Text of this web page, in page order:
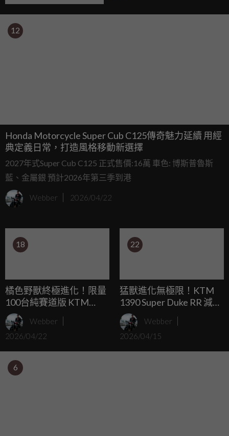
12
Honda Motorcycle Super Cub C125傳奇魅力延續 用經
典定義日常，打造風格移動新選擇
2027年式Super Cub C125 正式售價:16萬 車色: 博斯普魯斯
藍、金屬銀 預計2026年第三季到港
Webber 2026/04/22
18
橘色野獸終極進化！限量
100台純賽道版 KTM
1390 Super Duke RR
Track 霸氣登場，近200匹
馬力挑戰極限！
Webber
2026/04/22
22
猛獸進化無極限！KTM
1390 Super Duke RR 減重
11公斤暴力登場！
Webber
2026/04/15
6